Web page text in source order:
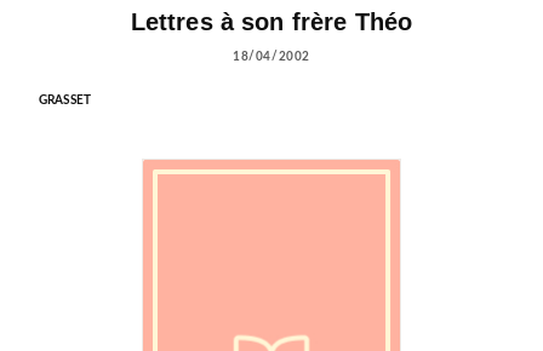
Lettres à son frère Théo
18/04/2002
GRASSET